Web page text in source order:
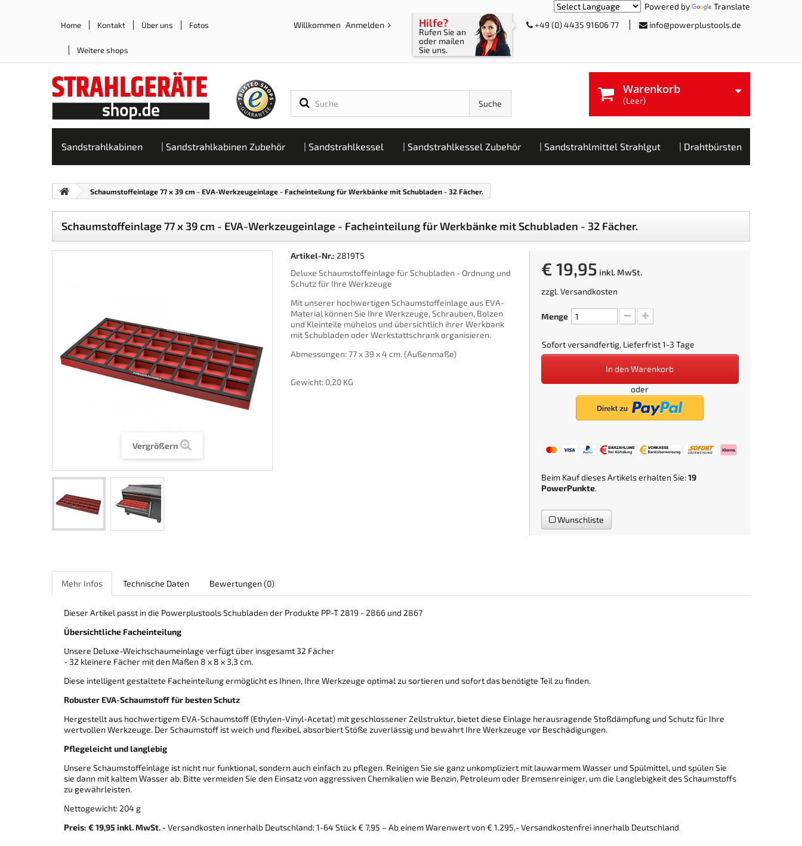
Powered by Translate
Home Kontakt Über uns Fotos
Weitere shops
Willkommen Anmelden Hilfe?
Rufen Sie an
oder mailen
Sie uns.
+49 (0) 4435 91606 77 info@powerplustools.de
Suche
Warenkorb
(Leer)
Sandstrahlkabinen Sandstrahlkabinen Zubehör Sandstrahlkessel Sandstrahlkessel Zubehör Sandstrahlmittel Strahlgut Drahtbürsten
Schaumstoffeinlage 77 x 39 cm - EVA-Werkzeugeinlage - Facheinteilung für Werkbänke mit Schubladen - 32 Fächer.
Schaumstoffeinlage 77 x 39 cm - EVA-Werkzeugeinlage - Facheinteilung für Werkbänke mit Schubladen - 32 Fächer.
Vergrößern
Artikel-Nr.: 2819T5
Deluxe Schaumstoffeinlage für Schubladen - Ordnung und
Schutz für Ihre Werkzeuge
Mit unserer hochwertigen Schaumstoffeinlage aus EVA-
Material können Sie Ihre Werkzeuge, Schrauben, Bolzen
und Kleinteile mühelos und übersichtlich ihrer Werkbank
mit Schubladen oder Werkstattschrank organisieren.
Abmessungen: 77 x 39 x 4 cm. (Außenmaße)
Gewicht: 0,20 KG
€ 19,95 inkl. MwSt.
zzgl.Versandkosten
Menge
Sofort versandfertig, Lieferfrist 1-3 Tage
In den Warenkorb
oder
Beim Kauf dieses Artikels erhalten Sie:19
PowerPunkte.
Wunschliste
Mehr Infos Technische Daten Bewertungen (0)
Dieser Artikel passt in die Powerplustools Schubladen der Produkte PP-T 2819 - 2866 und 2867
Übersichtliche Facheinteilung
Unsere Deluxe-Weichschaumeinlage verfügt über insgesamt 32 Fächer
- 32 kleinere Fächer mit den Maßen 8 x 8 x 3,3 cm.
Diese intelligent gestaltete Facheinteilung ermöglicht es Ihnen, Ihre Werkzeuge optimal zu sortieren und sofort das benötigte Teil zu finden.
Robuster EVA-Schaumstoff für besten Schutz
Hergestellt aus hochwertigem EVA-Schaumstoff (Ethylen-Vinyl-Acetat) mit geschlossener Zellstruktur, bietet diese Einlage herausragende Stoßdämpfung und Schutz für Ihre
wertvollen Werkzeuge. Der Schaumstoff ist weich und flexibel, absorbiert Stöße zuverlässig und bewahrt Ihre Werkzeuge vor Beschädigungen.
Pflegeleicht und langlebig
Unsere Schaumstoffeinlage ist nicht nur funktional, sondern auch einfach zu pflegen. Reinigen Sie sie ganz unkompliziert mit lauwarmem Wasser und Spülmittel, und spülen Sie
sie dann mit kaltem Wasser ab. Bitte vermeiden Sie den Einsatz von aggressiven Chemikalien wie Benzin, Petroleum oder Bremsenreiniger, um die Langlebigkeit des Schaumstoffs
zu gewährleisten.
Nettogewicht: 204 g
Preis: € 19,95 inkl. MwSt. - Versandkosten innerhalb Deutschland: 1-64 Stück € 7,95 – Ab einem Warenwert von € 1.295,- Versandkostenfrei innerhalb Deutschland